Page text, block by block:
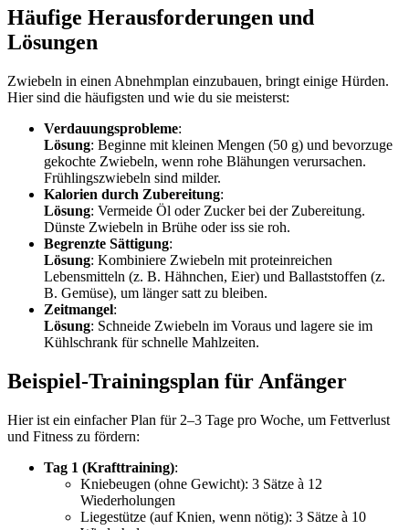
Häufige Herausforderungen und
Lösungen
Zwiebeln in einen Abnehmplan einzubauen, bringt einige Hürden.
Hier sind die häufigsten und wie du sie meisterst:
Verdauungsprobleme:
Lösung: Beginne mit kleinen Mengen (50 g) und bevorzuge
gekochte Zwiebeln, wenn rohe Blähungen verursachen.
Frühlingszwiebeln sind milder.
Kalorien durch Zubereitung:
Lösung: Vermeide Öl oder Zucker bei der Zubereitung.
Dünste Zwiebeln in Brühe oder iss sie roh.
Begrenzte Sättigung:
Lösung: Kombiniere Zwiebeln mit proteinreichen
Lebensmitteln (z. B. Hähnchen, Eier) und Ballaststoffen (z.
B. Gemüse), um länger satt zu bleiben.
Zeitmangel:
Lösung: Schneide Zwiebeln im Voraus und lagere sie im
Kühlschrank für schnelle Mahlzeiten.
Beispiel-Trainingsplan für Anfänger
Hier ist ein einfacher Plan für 2–3 Tage pro Woche, um Fettverlust
und Fitness zu fördern:
Tag 1 (Krafttraining):
Kniebeugen (ohne Gewicht): 3 Sätze à 12
Wiederholungen
Liegestütze (auf Knien, wenn nötig): 3 Sätze à 10